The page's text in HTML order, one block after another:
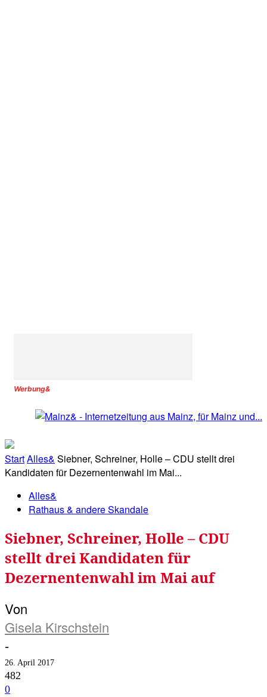
Werbung&
StartAlles& Siebner, Schreiner, Holle – CDU stellt drei
Kandidaten für Dezernentenwahl im Mai...
Alles&
Rathaus & andere Skandale
Siebner, Schreiner, Holle – CDU
stellt drei Kandidaten für
Dezernentenwahl im Mai auf
Von
Gisela Kirschstein
-
26. April 2017
482
0